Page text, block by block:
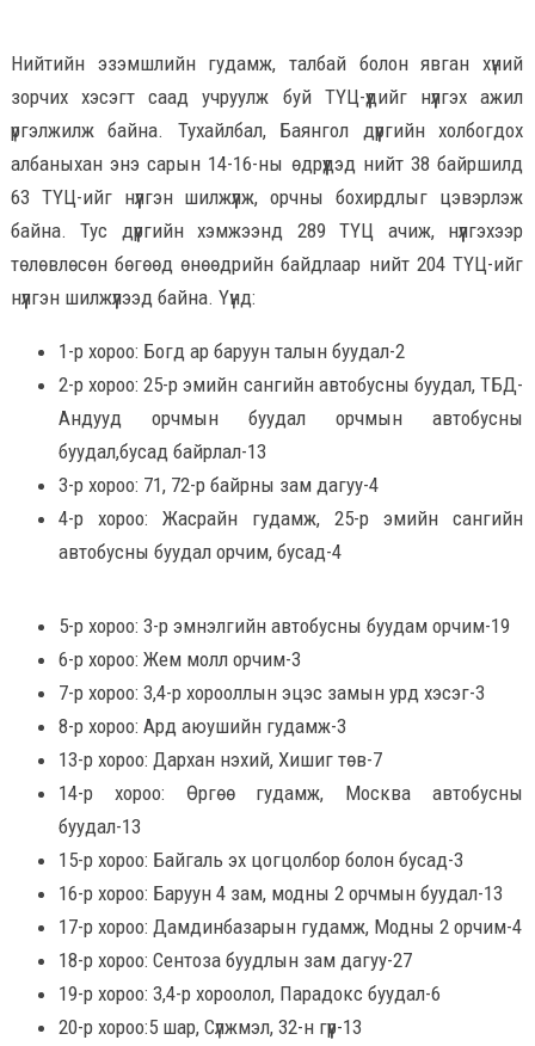
Нийтийн эзэмшлийн гудамж, талбай болон явган хүний
зорчих хэсэгт саад учруулж буй ТҮЦ-үүдийг нүүлгэх ажил
үргэлжилж байна. Тухайлбал, Баянгол дүүргийн холбогдох
албаныхан энэ сарын 14-16-ны өдрүүдэд нийт 38 байршилд
63 ТҮЦ-ийг нүүлгэн шилжүүлж, орчны бохирдлыг цэвэрлэж
байна. Тус дүүргийн хэмжээнд 289 ТҮЦ ачиж, нүүлгэхээр
төлөвлөсөн бөгөөд өнөөдрийн байдлаар нийт 204 ТҮЦ-ийг
нүүлгэн шилжүүлээд байна. Үүнд:
1-р хороо: Богд ар баруун талын буудал-2
2-р хороо: 25-р эмийн сангийн автобусны буудал, ТБД-
Андууд орчмын буудал орчмын автобусны
буудал,бусад байрлал-13
3-р хороо: 71, 72-р байрны зам дагуу-4
4-р хороо: Жасрайн гудамж, 25-р эмийн сангийн
автобусны буудал орчим, бусад-4
5-р хороо: 3-р эмнэлгийн автобусны буудам орчим-19
6-р хороо: Жем молл орчим-3
7-р хороо: 3,4-р хорооллын эцэс замын урд хэсэг-3
8-р хороо: Ард аюушийн гудамж-3
13-р хороо: Дархан нэхий, Хишиг төв-7
14-р хороо: Өргөө гудамж, Москва автобусны
буудал-13
15-р хороо: Байгаль эх цогцолбор болон бусад-3
16-р хороо: Баруун 4 зам, модны 2 орчмын буудал-13
17-р хороо: Дамдинбазарын гудамж, Модны 2 орчим-4
18-р хороо: Сентоза буудлын зам дагуу-27
19-р хороо: 3,4-р хороолол, Парадокс буудал-6
20-р хороо:5 шар, Сүлжмэл, 32-н гүүр-13